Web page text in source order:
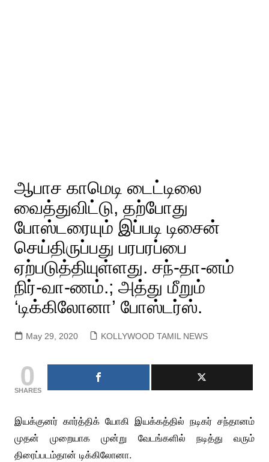
ஆபாச காமெடி டைட்டிலை
வைத்துவிட்டு, தற்போது
போஸ்டரையும் இப்படி டிசைன்
செய்திருப்பது பரபரப்பை
ஏற்படுத்தியுள்ளது. சந்-தா-னம்
நிர்-வா-ணம்.; அத்து மீறும்
‘டிக்கிலோனா’ போஸ்டர்ஸ்.
May 29, 2020 KOLLYWOOD TAMIL NEWS
0
SHARES
இயக்குனர் கார்த்திக் யோகி இயக்கத்தில் நடிகர் சந்தானம்
முதன் முறையாக முன்று வேடங்களில் நடித்து வரும்
திரைப்படம்தான் டிக்கிலோனா.